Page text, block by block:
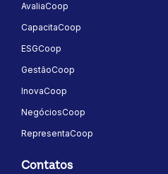
AvaliaCoop
CapacitaCoop
ESGCoop
GestãoCoop
InovaCoop
NegóciosCoop
RepresentaCoop
Contatos